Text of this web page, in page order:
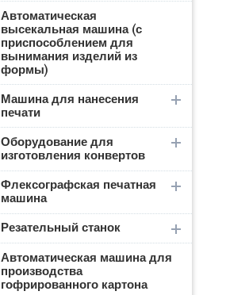
Автоматическая
высекальная машина (с
приспособлением для
вынимания изделий из
формы)
Машина для нанесения
печати
Оборудование для
изготовления конвертов
Флексографская печатная
машина
Резательный станок
Автоматическая машина для
производства
гофрированного картона